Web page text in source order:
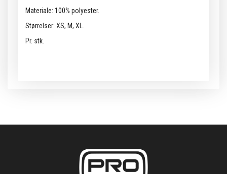
Materiale: 100% polyester.
Størrelser: XS, M, XL.
Pr. stk.